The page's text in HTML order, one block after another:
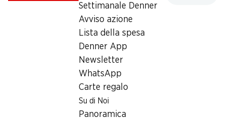
Settimanale Denner
Avviso azione
Lista della spesa
Denner App
Newsletter
WhatsApp
Carte regalo
Su di Noi
Panoramica
08:00 - 19:00
Prelievo di contanti con Post-Card / M-Card